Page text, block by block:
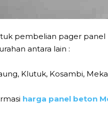
pembelian pager
antara lain :
Klutuk, Kosambi,
harga panel beton